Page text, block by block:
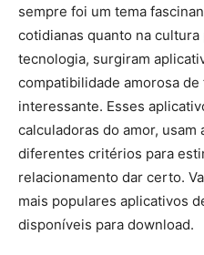
sempre foi um tema
cotidianas quanto na cultura
tecnologia, surgiram
compatibilidade amorosa
interessante. Esses
calculadoras do amor,
diferentes critérios para
relacionamento dar certo.
mais populares aplicativos
disponíveis para download.